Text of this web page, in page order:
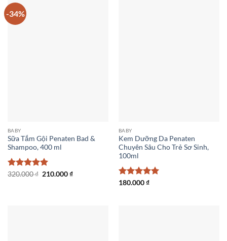
-34%
BABY
Sữa Tắm Gội Penaten Bad &
Shampoo, 400 ml
Được xếp
320.000₫ Giá
210.000₫Giá
BABY
Kem Dưỡng Da Penaten
Chuyên Sâu Cho Trẻ Sơ Sinh,
100ml
Được xếp
180.000₫